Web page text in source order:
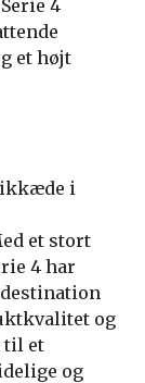
4
et højt
i
et stort
4 har
og
til et
og